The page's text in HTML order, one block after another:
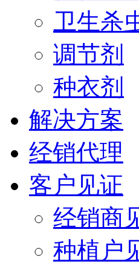
卫生杀
调节剂
种衣剂
解决方案
经销代理
客户见证
经销商
种植户